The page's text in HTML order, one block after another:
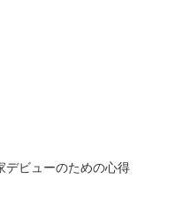
ビューのための心得